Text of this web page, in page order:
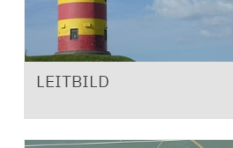
LEITBILD